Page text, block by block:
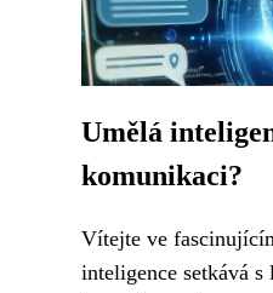
Umělá
komunikaci?
Vítejte ve
inteligence setkává